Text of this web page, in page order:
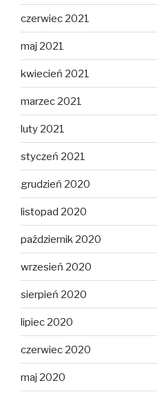
czerwiec 2021
maj 2021
kwiecień 2021
marzec 2021
luty 2021
styczeń 2021
grudzień 2020
listopad 2020
październik 2020
wrzesień 2020
sierpień 2020
lipiec 2020
czerwiec 2020
maj 2020